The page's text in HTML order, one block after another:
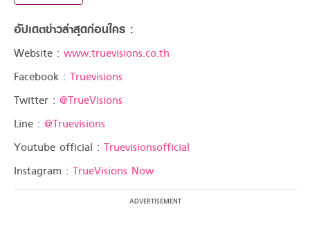
อัปเดตข่าวล่าสุดก่อนใคร :
Website : www.truevisions.co.th
Facebook : Truevisions
Twitter : @TrueVisions
Line : @Truevisions
Youtube official : Truevisionsofficial
Instagram : TrueVisions Now